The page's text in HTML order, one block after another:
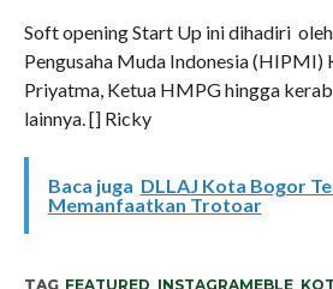
Soft opening Start Up ini dihadiri
Pengusaha Muda Indonesia
Priyatma, Ketua HMPG hingga
lainnya. [] Ricky
Baca juga DLLAJ Kota Bogor
Memanfaatkan Trotoar
TAG FEATURED INSTAGRAMEBLE,